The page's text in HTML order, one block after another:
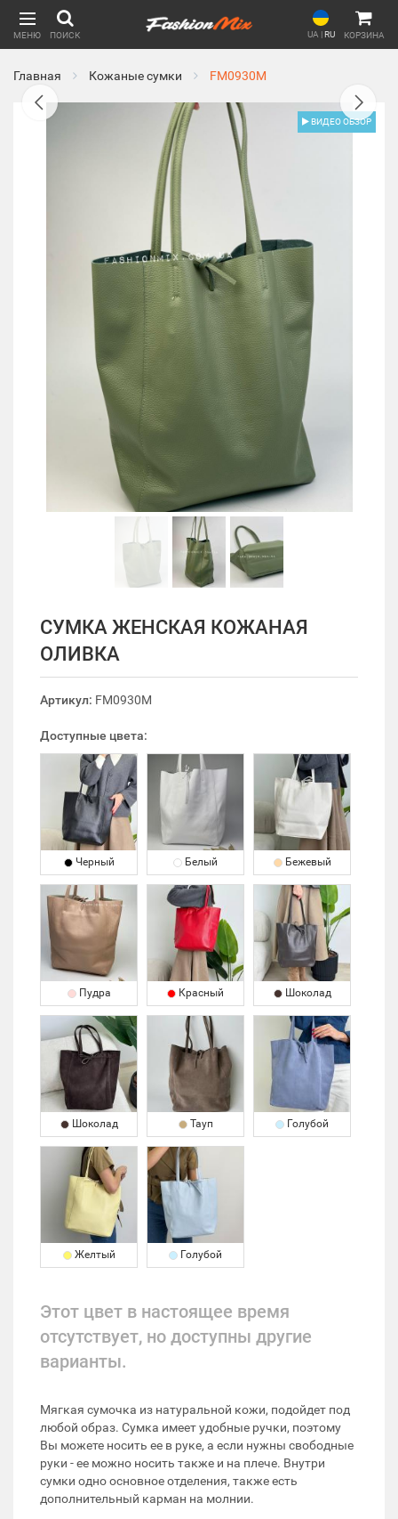
МЕНЮ ПОИСК UA |RU КОРЗИНА
Главная Кожаные сумки FM0930M
ВИДЕО ОБЗОР
СУМКА ЖЕНСКАЯ КОЖАНАЯ
ОЛИВКА
Артикул: FM0930M
Доступные цвета:
Черный Белый Бежевый
Пудра Красный Шоколад
Шоколад Тауп Голубой
Желтый Голубой
Этот цвет в настоящее время
отсутствует, но доступны другие
варианты.
Мягкая сумочка из натуральной кожи, подойдет под
любой образ. Сумка имеет удобные ручки, поэтому
Вы можете носить ее в руке, а если нужны свободные
руки - ее можно носить также и на плече. Внутри
сумки одно основное отделения, также есть
дополнительный карман на молнии.